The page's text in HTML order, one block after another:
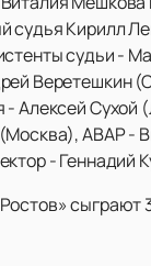
судья Кирилл
судьи -
Веретешкин
- Алексей
АВАР -
- Геннадий
сыграют